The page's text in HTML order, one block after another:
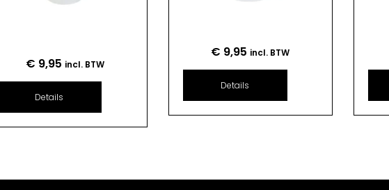
€ 9,95 incl. BTW
Details
€ 9,95 incl. BTW
Details